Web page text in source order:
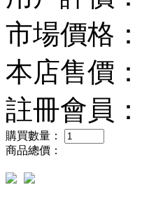
市場價格：
本店售價：
註冊會員：
購買數量：
商品總價：